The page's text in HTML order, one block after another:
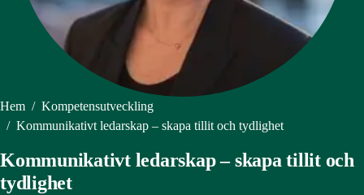
Hem / Kompetensutveckling
/ Kommunikativt ledarskap – skapa tillit och tydlighet
Kommunikativt ledarskap – skapa tillit och
tydlighet